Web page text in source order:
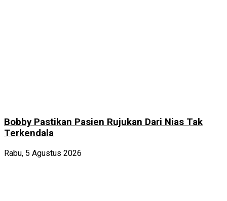
Bobby Pastikan Pasien Rujukan Dari Nias Tak
Terkendala
Rabu, 5 Agustus 2026